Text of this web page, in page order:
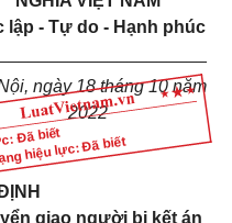
Đã biết
hiệu lực: Đã biết
lập - Tự do - Hạnh phúc
ngày 18 tháng 10 năm
2022
giao người bị kết án